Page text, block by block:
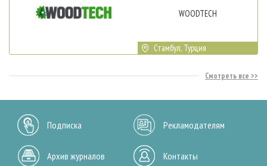
WOODTECH
Стамбул, Турция
Смотреть все
Подписка Рекламодателям
Архив журналов Контакты